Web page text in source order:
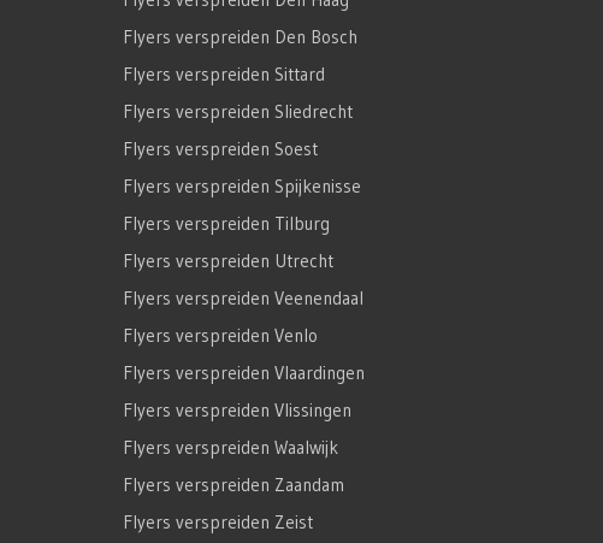
Flyers verspreiden Den Bosch
Flyers verspreiden Sittard
Flyers verspreiden Sliedrecht
Flyers verspreiden Soest
Flyers verspreiden Spijkenisse
Flyers verspreiden Tilburg
Flyers verspreiden Utrecht
Flyers verspreiden Veenendaal
Flyers verspreiden Venlo
Flyers verspreiden Vlaardingen
Flyers verspreiden Vlissingen
Flyers verspreiden Waalwijk
Flyers verspreiden Zaandam
Flyers verspreiden Zeist